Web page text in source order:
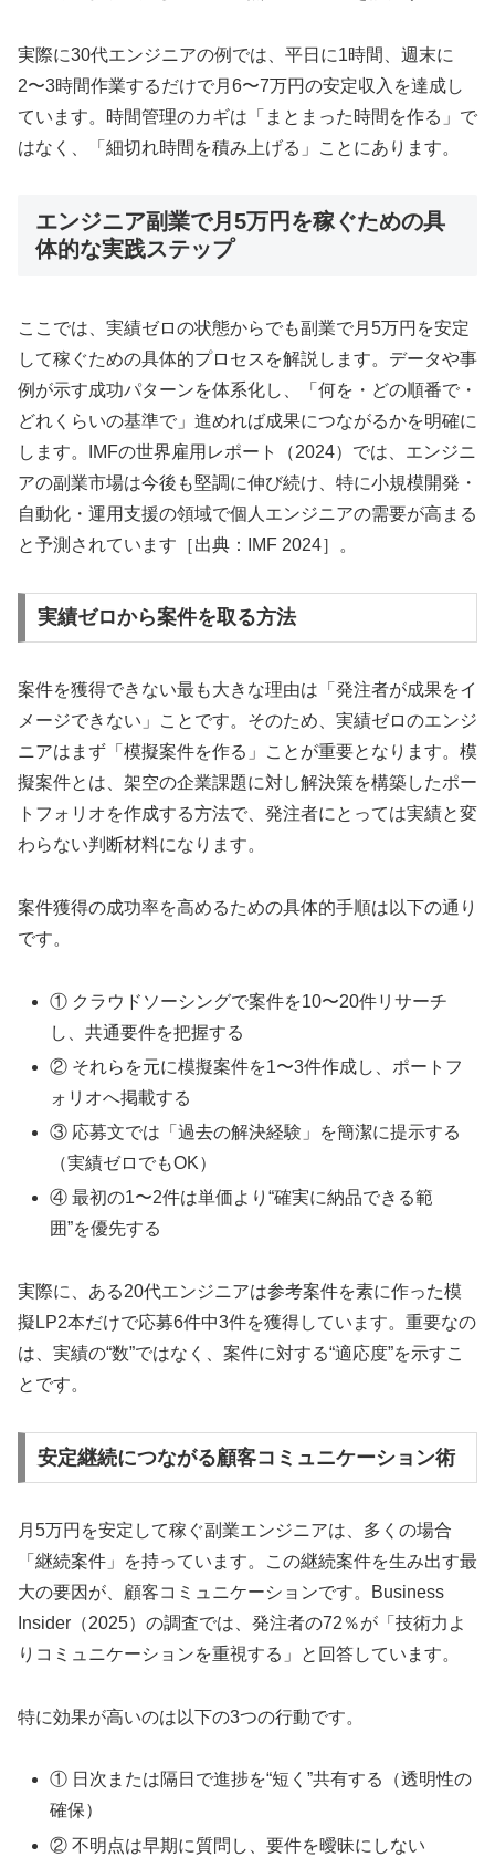
実際に30代エンジニアの例では、平日に1時間、週末に
2〜3時間作業するだけで月6〜7万円の安定収入を達成し
ています。時間管理のカギは「まとまった時間を作る」で
はなく、「細切れ時間を積み上げる」ことにあります。
エンジニア副業で月5万円を稼ぐための具
体的な実践ステップ
ここでは、実績ゼロの状態からでも副業で月5万円を安定
して稼ぐための具体的プロセスを解説します。データや事
例が示す成功パターンを体系化し、「何を・どの順番で・
どれくらいの基準で」進めれば成果につながるかを明確に
します。IMFの世界雇用レポート（2024）では、エンジニ
アの副業市場は今後も堅調に伸び続け、特に小規模開発・
自動化・運用支援の領域で個人エンジニアの需要が高まる
と予測されています［出典：IMF 2024］。
実績ゼロから案件を取る方法
案件を獲得できない最も大きな理由は「発注者が成果をイ
メージできない」ことです。そのため、実績ゼロのエンジ
ニアはまず「模擬案件を作る」ことが重要となります。模
擬案件とは、架空の企業課題に対し解決策を構築したポー
トフォリオを作成する方法で、発注者にとっては実績と変
わらない判断材料になります。
案件獲得の成功率を高めるための具体的手順は以下の通り
です。
① クラウドソーシングで案件を10〜20件リサーチ
し、共通要件を把握する
② それらを元に模擬案件を1〜3件作成し、ポートフ
ォリオへ掲載する
③ 応募文では「過去の解決経験」を簡潔に提示する
（実績ゼロでもOK）
④ 最初の1〜2件は単価より“確実に納品できる範
囲”を優先する
実際に、ある20代エンジニアは参考案件を素に作った模
擬LP2本だけで応募6件中3件を獲得しています。重要なの
は、実績の“数”ではなく、案件に対する“適応度”を示すこ
とです。
安定継続につながる顧客コミュニケーション術
月5万円を安定して稼ぐ副業エンジニアは、多くの場合
「継続案件」を持っています。この継続案件を生み出す最
大の要因が、顧客コミュニケーションです。Business
Insider（2025）の調査では、発注者の72％が「技術力よ
りコミュニケーションを重視する」と回答しています。
特に効果が高いのは以下の3つの行動です。
① 日次または隔日で進捗を“短く”共有する（透明性の
確保）
② 不明点は早期に質問し、要件を曖昧にしない